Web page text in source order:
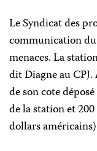
Le Syndicat des
communication du
menaces. La
dit Diagne au CPJ.
de son cote
de la station et
dollars